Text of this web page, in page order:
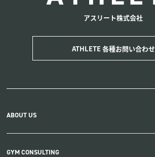
アスリート株式会社
ATHLETE 各種お問い合わせ
ABOUT US
GYM CONSULTING